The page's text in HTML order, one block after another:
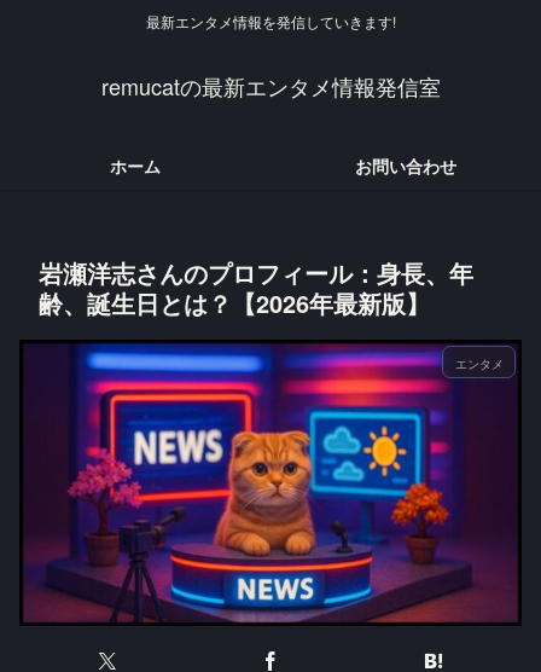
最新エンタメ情報を発信していきます!
remucatの最新エンタメ情報発信室
ホーム お問い合わせ
岩瀬洋志さんのプロフィール：身長、年
齢、誕生日とは？【2026年最新版】
エンタメ